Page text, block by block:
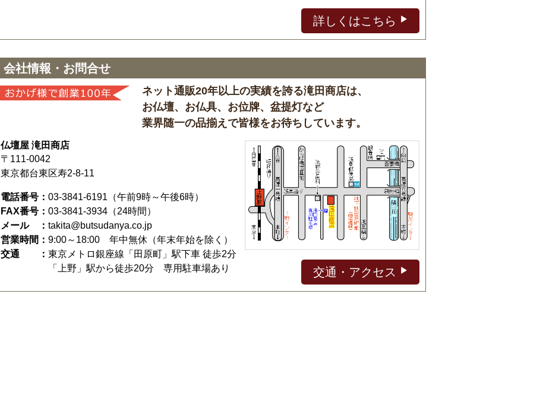
詳しくはこちら
会社情報・お問合せ
ネット通販20年以上の実績を誇る滝田商店は、
お仏壇、お仏具、お位牌、盆提灯など
業界随一の品揃えで皆様をお待ちしています。
仏壇屋 滝田商店
〒111-0042
東京都台東区寿2-8-11
電話番号： 03-3841-6191 （午前9時～午後6時）
FAX番号： 03-3841-3934（24時間）
メール ： takita@butsudanya.co.jp
営業時間： 9:00～18:00 年中無休（年末年始を除く）
交通 ： 東京メトロ銀座線「田原町」駅下車 徒歩2分
「上野」駅から徒歩20分 専用駐車場あり
交通・アクセス